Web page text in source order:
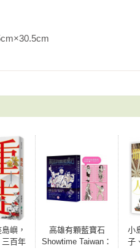
30.5cm×30.5cm
嶼，
三百年
高雄有顆藍寶石
Showtime Taiwan：
小
子